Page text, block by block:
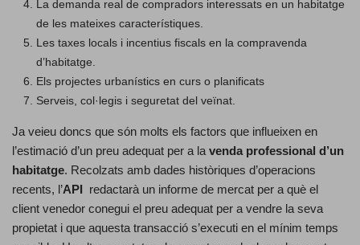
La demanda real de compradors interessats en un habitatge
de les mateixes característiques.
Les taxes locals i incentius fiscals en la compravenda
d’habitatge.
Els projectes urbanístics en curs o planificats
Serveis, col·legis i seguretat del veïnat.
Ja veieu doncs que són molts els factors que influeixen en
l’estimació d’un preu adequat per a la venda professional d’un
habitatge. Recolzats amb dades històriques d’operacions
recents, l’API redactarà un informe de mercat per a què el
client venedor conegui el preu adequat per a vendre la seva
propietat i que aquesta transacció s’executi en el mínim temps